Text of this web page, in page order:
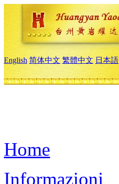
English 简体中文 繁體中文 日本語
Home
Informazioni